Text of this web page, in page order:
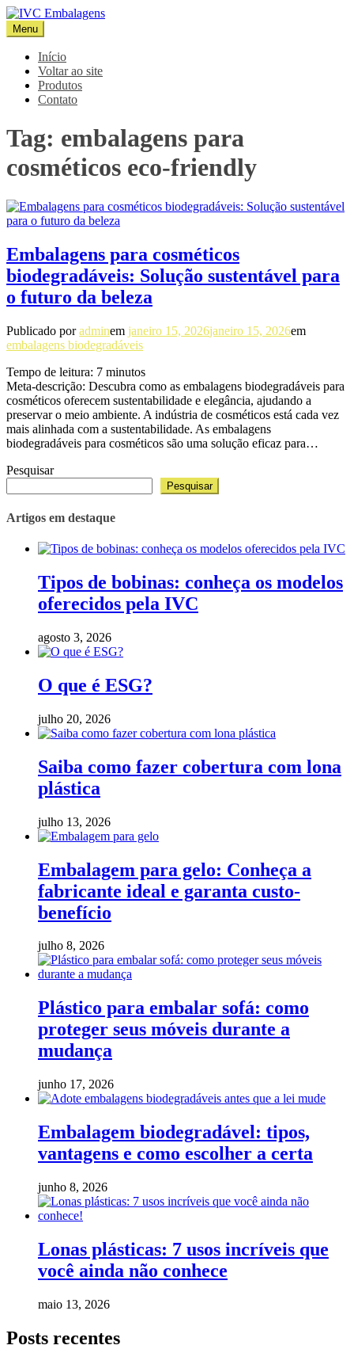
Pular
para
o
conteúdo
IVC Embalagens
Blog IVC
Menu
Início
Voltar ao site
Produtos
Contato
Tag: embalagens para
cosméticos eco-friendly
Embalagens para cosméticos
biodegradáveis: Solução sustentável para
o futuro da beleza
Publicado poradminem janeiro 15, 2026janeiro 15, 2026em
embalagens biodegradáveis
Tempo de leitura: 7 minutos
Meta-descrição: Descubra como as embalagens biodegradáveis para
cosméticos oferecem sustentabilidade e elegância, ajudando a
preservar o meio ambiente. A indústria de cosméticos está cada vez
mais alinhada com a sustentabilidade. As embalagens
biodegradáveis para cosméticos são uma solução eficaz para…
Pesquisar
Pesquisar
Artigos em destaque
Tipos de bobinas: conheça os modelos
oferecidos pela IVC
agosto 3, 2026
O que é ESG?
julho 20, 2026
Saiba como fazer cobertura com lona
plástica
julho 13, 2026
Embalagem para gelo: Conheça a
fabricante ideal e garanta custo-
benefício
julho 8, 2026
Plástico para embalar sofá: como
proteger seus móveis durante a
mudança
junho 17, 2026
Embalagem biodegradável: tipos,
vantagens e como escolher a certa
junho 8, 2026
Lonas plásticas: 7 usos incríveis que
você ainda não conhece
maio 13, 2026
Posts recentes